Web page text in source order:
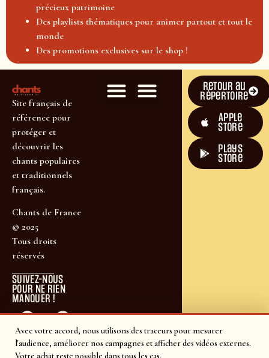
Avec votre accord, nous utilisons des traceurs pour mesurer
l'audience, améliorer nos campagnes et afficher des vidéos externes.
Votre achat reste possible dans tous les cas.
précieux patrimoine
Des playlists thématiques pour animer partout et tout le
monde
Des promotions exclusives sur le shop !
Site français de
référence pour
protéger et
découvrir les
chants populaires
et traditionnels
français.
Chants de France
© 2025
Tous droits
réservés
SUIVEZ-NOUS
POUR NE RIEN
MANQUER !
Retour au
répertoire
Apple
Store
plays
store